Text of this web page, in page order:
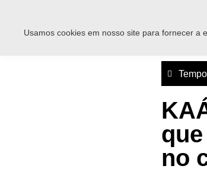
no
Usamos cookies em nosso site para fornecer a